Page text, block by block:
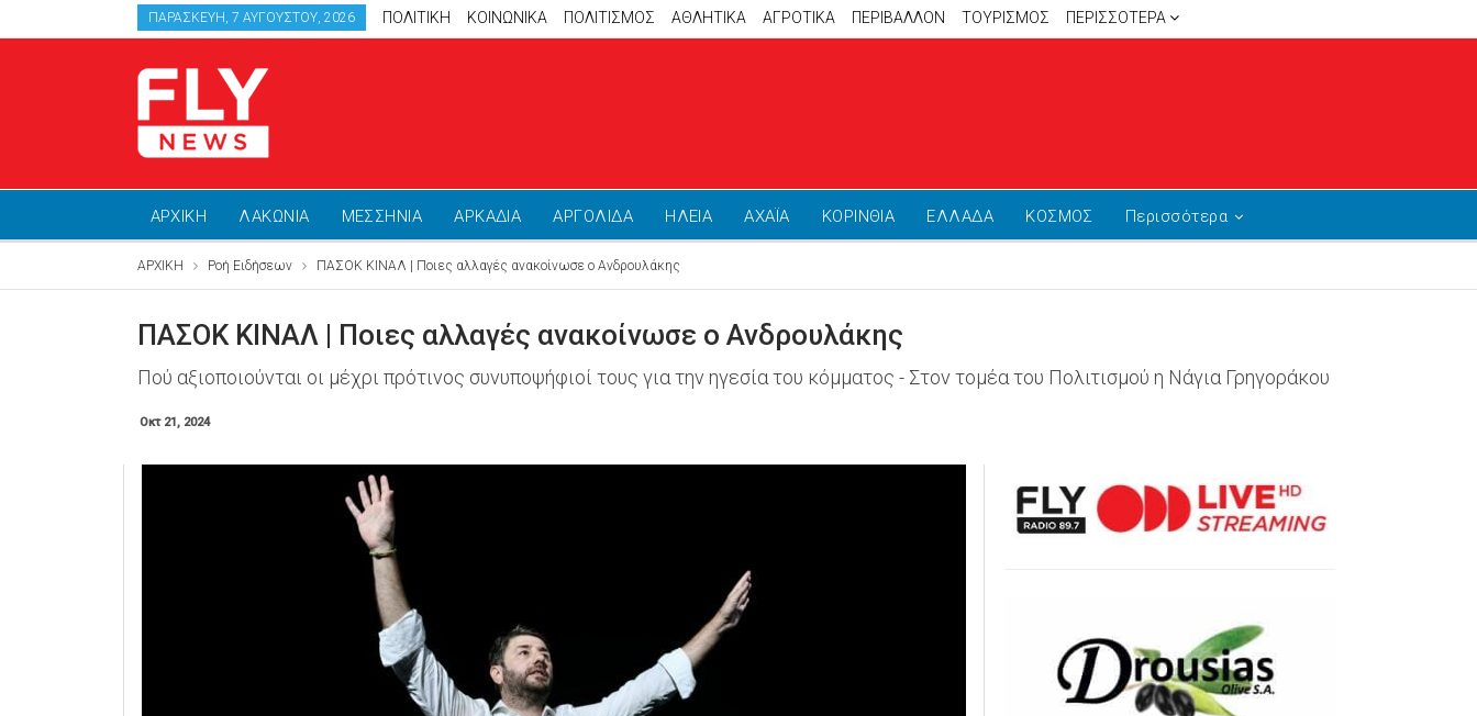
ΠΑΡΑΣΚΕΥΉ, 7 ΑΥΓΟΎΣΤΟΥ, 2026 ΠΟΛΙΤΙΚΗ ΚΟΙΝΩΝΙΚΑ ΠΟΛΙΤΙΣΜΟΣ ΑΘΛΗΤΙΚΆ ΑΓΡΟΤΙΚΑ ΠΕΡΙΒΑΛΛΟΝ ΤΟΥΡΙΣΜΟΣ ΠΕΡΙΣΣΌΤΕΡΑ
ΑΡΧΙΚΗ ΛΑΚΩΝΙΑ ΜΕΣΣΗΝΙΑ ΑΡΚΑΔΙΑ ΑΡΓΟΛΙΔΑ ΗΛΕΙΑ ΑΧΑΪΑ ΚΟΡΙΝΘΙΑ ΕΛΛΑΔΑ ΚΟΣΜΟΣ Περισσότερα
ΑΡΧΙΚΗ Ροή Ειδήσεων ΠΑΣΟΚ ΚΙΝΑΛ | Ποιες αλλαγές ανακοίνωσε ο Ανδρουλάκης
ΠΑΣΟΚ ΚΙΝΑΛ | Ποιες αλλαγές ανακοίνωσε ο Ανδρουλάκης
Πού αξιοποιούνται οι μέχρι πρότινος συνυποψήφιοί τους για την ηγεσία του κόμματος - Στον τομέα του Πολιτισμού η Νάγια Γρηγοράκου
Οκτ 21, 2024